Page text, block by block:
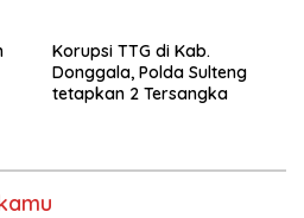
Korupsi TTG di Kab.
Donggala, Polda Sulteng
tetapkan 2 Tersangka